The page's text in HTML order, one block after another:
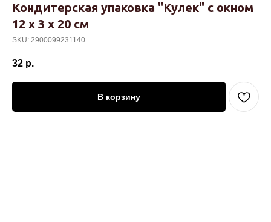
Кондитерская упаковка "Кулек" с окном
12 х 3 х 20 см
SKU: 2900099231140
32 р.
В корзину